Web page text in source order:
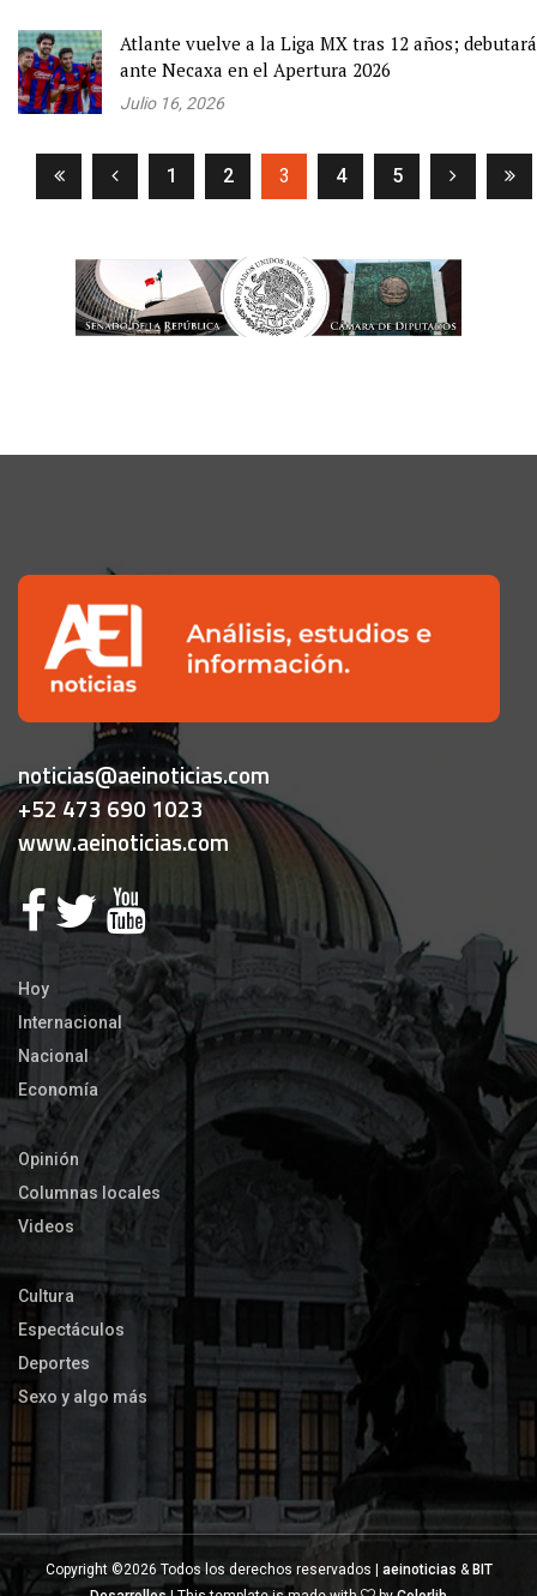
Atlante vuelve a la Liga MX tras 12 años; debutará
ante Necaxa en el Apertura 2026
Julio 16, 2026
1 2 3 (current)
4 5
noticias@aeinoticias.com
+52 473 690 1023
www.aeinoticias.com
Hoy
Internacional
Nacional
Economía
Opinión
Columnas locales
Videos
Cultura
Espectáculos
Deportes
Sexo y algo más
Copyright ©2026 Todos los derechos reservados | aeinoticias &BIT